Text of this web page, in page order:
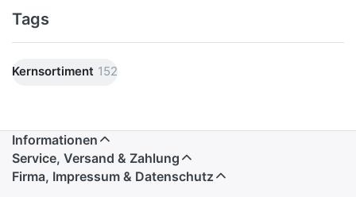
Tags
Kernsortiment 152
Informationen
Service, Versand & Zahlung
Firma, Impressum & Datenschutz